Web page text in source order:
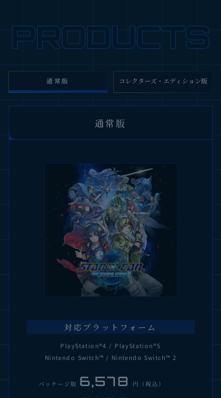
通常版 コレクターズ・エディション版
通常版
対応プラットフォーム
PlayStation®4 / PlayStation®5
Nintendo Switch™ / Nintendo Switch™ 2
パッケージ版 6,578 円（税込）
コレクターズ・エディション版